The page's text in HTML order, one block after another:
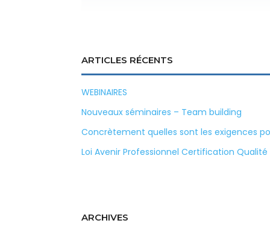
ARTICLES RÉCENTS
WEBINAIRES
Nouveaux séminaires – Team building
Concrètement quelles sont les exigences
Loi Avenir Professionnel Certification
ARCHIVES